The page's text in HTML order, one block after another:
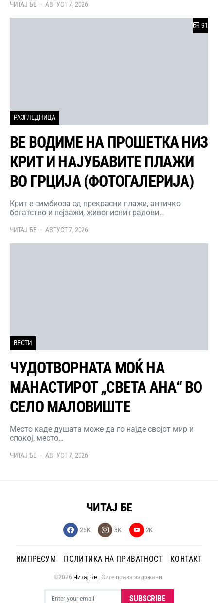
ЧИТАЈ БЕ АВГУСТ 7, 2026
РАЗГЛЕДНИЦА
91
ВЕ ВОДИМЕ НА ПРОШЕТКА НИЗ
КРИТ И НАЈУБАВИТЕ ПЛАЖИ
ВО ГРЦИЈА (ФОТОГАЛЕРИЈА)
Крит е симбиоза од прекрасни плажи, античко
богатство и пејзажи, живописни градови…
ЧИТАЈ БЕ АВГУСТ 7, 2026
ВЕСТИ
ЧУДОТВОРНАТА МОЌ НА
МАНАСТИРОТ „СВЕТА АНА“ ВО
СЕЛО МАЛОВИШТЕ
Место каде душата може да го најде својот мир и
спокој, место…
ЧИТАЈ БЕ АВГУСТ 7, 2026
SUBSCRIBE
ЧИТАЈ БЕ
25K 3K 2K
ИМПРЕСУМ ПОЛИТИКА НА ПРИВАТНОСТ КОНТАКТ
©2026Читај Бе . Сите права задржани.